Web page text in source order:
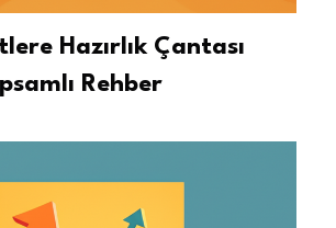
Hazırlık Çantası
Rehber